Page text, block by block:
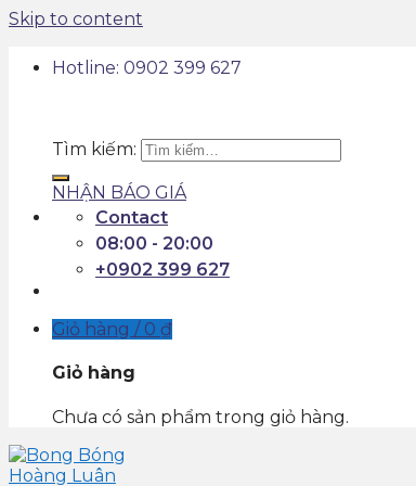
Skip to content
Hotline: 0902 399 627
Tìm kiếm:
NHẬN BÁO GIÁ
Contact
08:00 - 20:00
+0902 399 627
Giỏ hàng / 0 ₫
Giỏ hàng
Chưa có sản phẩm trong giỏ hàng.